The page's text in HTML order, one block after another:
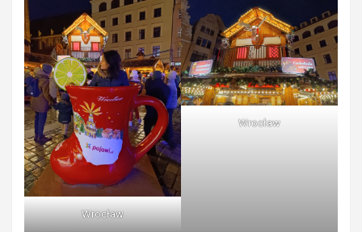
Wrocław
Wrocław